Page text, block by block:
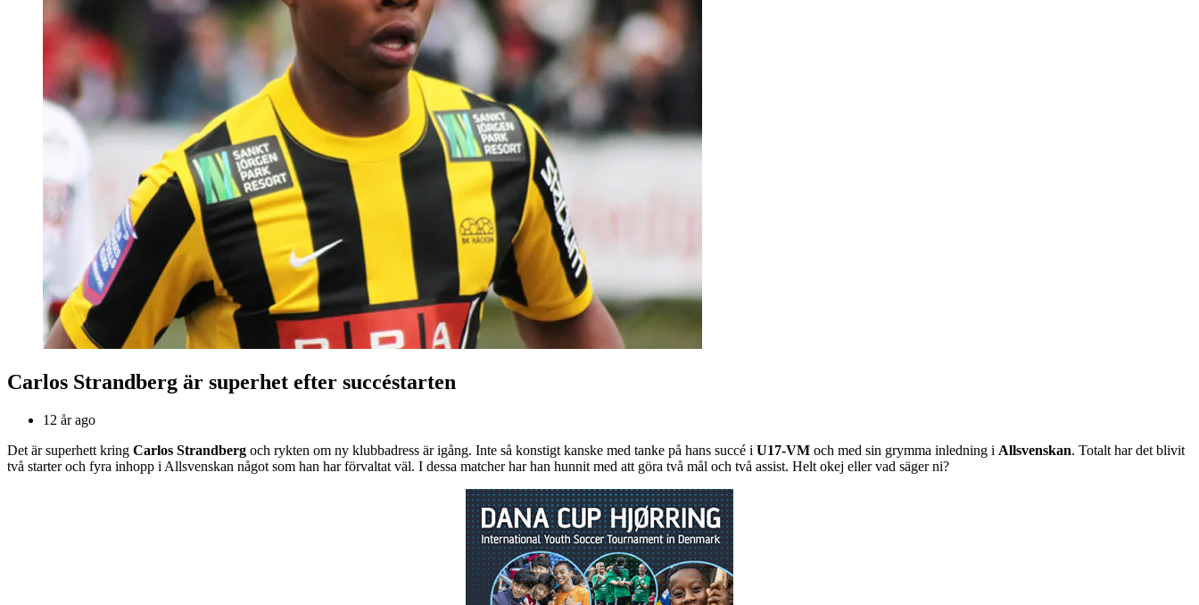
Carlos Strandberg är superhet efter succéstarten
12 år ago
Det är superhett kring Carlos Strandberg och rykten om ny klubbadress är igång. Inte så konstigt kanske med tanke på hans succé i U17-VM och med sin grymma inledning i Allsvenskan. Totalt har det blivit
två starter och fyra inhopp i Allsvenskan något som han har förvaltat väl. I dessa matcher har han hunnit med att göra två mål och två assist. Helt okej eller vad säger ni?